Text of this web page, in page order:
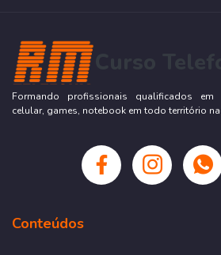
Formando profissionais qualificados em
celular, games, notebook em todo território
Conteúdos